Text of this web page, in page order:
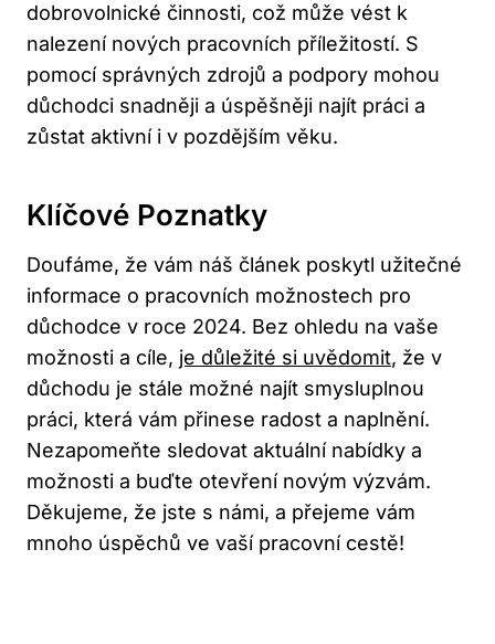
dobrovolnické činnosti, což může vést k
nalezení nových pracovních příležitostí. S
pomocí správných zdrojů a podpory mohou
důchodci snadněji a úspěšněji najít práci a
zůstat aktivní i v pozdějším věku.
Klíčové Poznatky
Doufáme, že vám náš článek poskytl užitečné
informace o pracovních možnostech pro
důchodce v roce 2024. Bez ohledu na vaše
možnosti a cíle, je důležité si uvědomit, že v
důchodu je stále možné najít smysluplnou
práci, která vám přinese radost a naplnění.
Nezapomeňte sledovat aktuální nabídky a
možnosti a buďte otevření novým výzvám.
Děkujeme, že jste s námi, a přejeme vám
mnoho úspěchů ve vaší pracovní cestě!